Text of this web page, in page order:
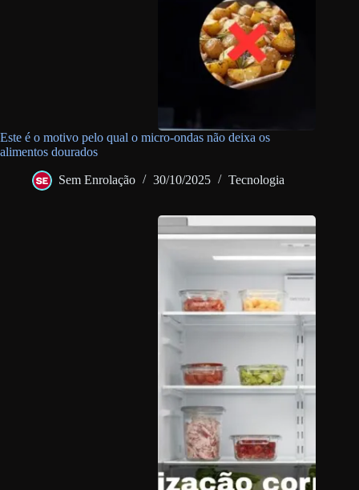
Este é o motivo pelo qual o micro-ondas não deixa os
alimentos dourados
Sem Enrolação 30/10/2025 Tecnologia